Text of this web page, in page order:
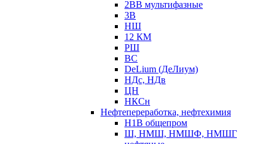
2ВВ мультифазные
3В
НШ
12 КМ
РШ
ВС
DeLium (ДеЛиум)
НДс, НДв
ЦН
НКСн
Нефтепереработка, нефтехимия
Н1В общепром
Ш, НМШ, НМШФ, НМШГ